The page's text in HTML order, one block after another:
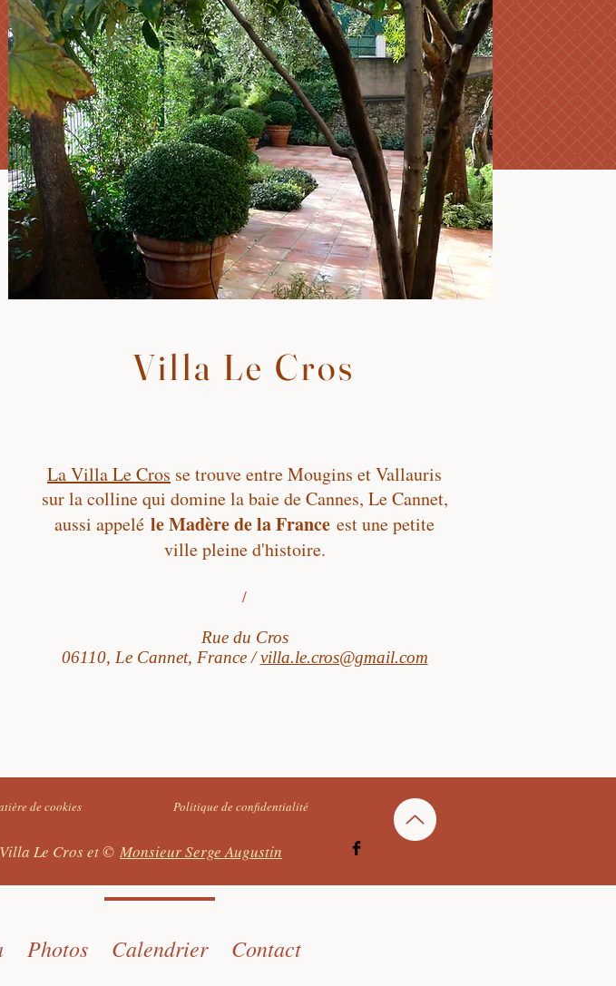
Villa Le Cros
La Villa Le Cros se trouve entre Mougins et Vallauris
sur la colline qui domine la baie de Cannes, Le Cannet,
aussi appelé le Madère de la France est une petite
ville pleine d'histoire.
/
Rue du Cros
06110, Le Cannet, France /villa.le.cros@gmail.com
de cookies Politique de confidentialité
Le Cros et © Monsieur Serge Augustin
Photos Calendrier Contact